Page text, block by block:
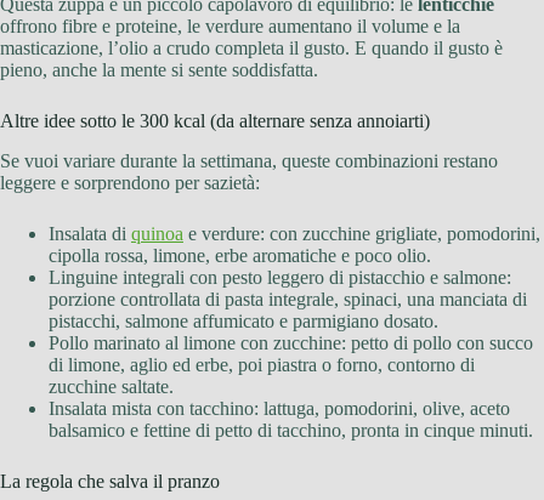
Questa zuppa è un piccolo capolavoro di equilibrio: le lenticchie
offrono fibre e proteine, le verdure aumentano il volume e la
masticazione, l’olio a crudo completa il gusto. E quando il gusto è
pieno, anche la mente si sente soddisfatta.
Altre idee sotto le 300 kcal (da alternare senza annoiarti)
Se vuoi variare durante la settimana, queste combinazioni restano
leggere e sorprendono per sazietà:
Insalata di quinoa e verdure: con zucchine grigliate, pomodorini,
cipolla rossa, limone, erbe aromatiche e poco olio.
Linguine integrali con pesto leggero di pistacchio e salmone:
porzione controllata di pasta integrale, spinaci, una manciata di
pistacchi, salmone affumicato e parmigiano dosato.
Pollo marinato al limone con zucchine: petto di pollo con succo
di limone, aglio ed erbe, poi piastra o forno, contorno di
zucchine saltate.
Insalata mista con tacchino: lattuga, pomodorini, olive, aceto
balsamico e fettine di petto di tacchino, pronta in cinque minuti.
La regola che salva il pranzo